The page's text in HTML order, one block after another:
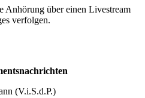
Anhörung über einen Livestream
verfolgen.
(V.i.S.d.P.)